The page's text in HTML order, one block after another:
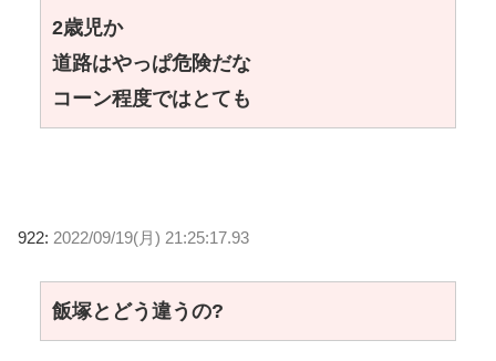
2歳児か
道路はやっぱ危険だな
コーン程度ではとても
922: 2022/09/19(月) 21:25:17.93
飯塚とどう違うの?